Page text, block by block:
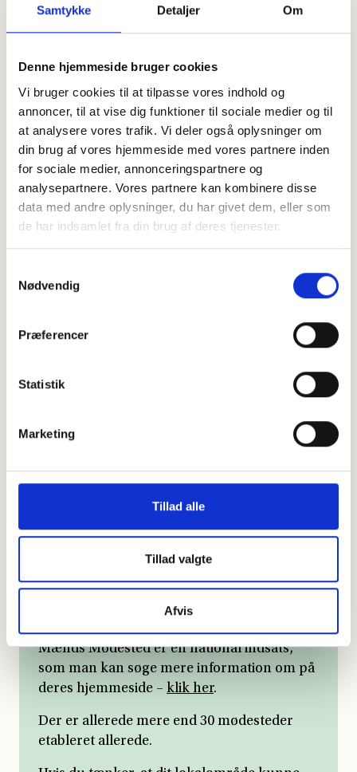
Samtykke Detaljer Om
Denne hjemmeside bruger cookies
Vi bruger cookies til at tilpasse vores indhold og
annoncer, til at vise dig funktioner til sociale medier og til
at analysere vores trafik. Vi deler også oplysninger om
din brug af vores hjemmeside med vores partnere inden
for sociale medier, annonceringspartnere og
analysepartnere. Vores partnere kan kombinere disse
data med andre oplysninger, du har givet dem, eller som
de har indsamlet fra din brug af deres tjenester.
Nødvendig
Præferencer
Statistik
Marketing
Tillad alle
Tillad valgte
Afvis